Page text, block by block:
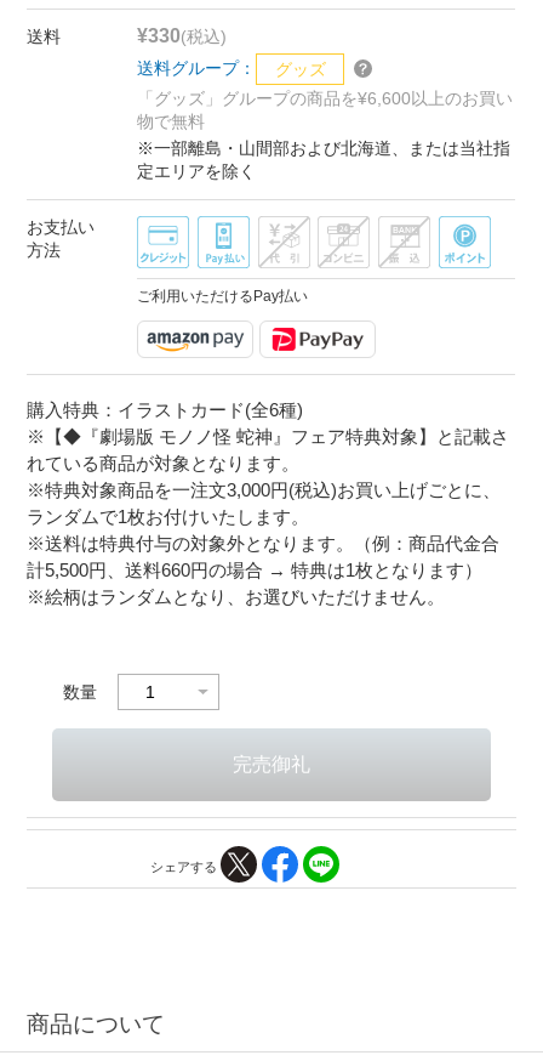
送料 ¥330(税込)
送料グループ：
グッズ
「グッズ」グループの商品を¥6,600以上のお買い
物で無料
※一部離島・山間部および北海道、または当社指
定エリアを除く
お支払い
方法
ご利用いただけるPay払い
購入特典：イラストカード(全6種)
※【◆『劇場版 モノノ怪 蛇神』フェア特典対象】と記載さ
れている商品が対象となります。
※特典対象商品を一注文3,000円(税込)お買い上げごとに、
ランダムで1枚お付けいたします。
※送料は特典付与の対象外となります。（例：商品代金合
計5,500円、送料660円の場合 → 特典は1枚となります）
※絵柄はランダムとなり、お選びいただけません。
数量
シェアする
商品について